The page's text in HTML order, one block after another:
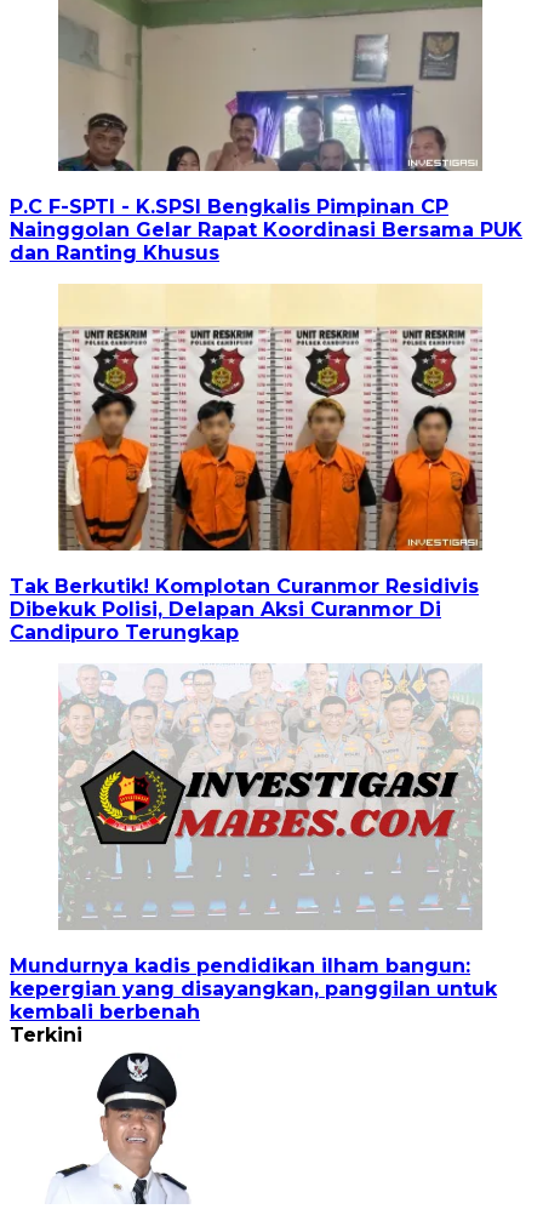
P.C F-SPTI - K.SPSI Bengkalis Pimpinan CP
Nainggolan Gelar Rapat Koordinasi Bersama PUK
dan Ranting Khusus
Tak Berkutik! Komplotan Curanmor Residivis
Dibekuk Polisi, Delapan Aksi Curanmor Di
Candipuro Terungkap
Mundurnya kadis pendidikan ilham bangun:
kepergian yang disayangkan, panggilan untuk
kembali berbenah
Terkini